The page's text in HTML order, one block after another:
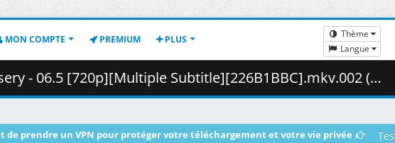
MON COMPTE PREMIUM PLUS
Thème
Langue
[720p][Multiple Subtitle][226B1BBC].mkv.002 ( 350.83 MB )
de prendre un VPN pour protéger votre téléchargement et votre vie privée